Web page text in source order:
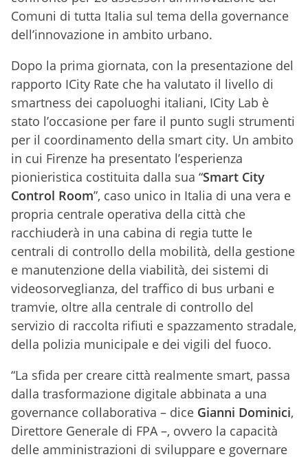
Comuni di tutta Italia sul tema della governance
dell’innovazione in ambito urbano.
Dopo la prima giornata, con la presentazione del
rapporto ICity Rate che ha valutato il livello di
smartness dei capoluoghi italiani, ICity Lab è
stato l’occasione per fare il punto sugli strumenti
per il coordinamento della smart city. Un ambito
in cui Firenze ha presentato l’esperienza
pionieristica costituita dalla sua “Smart City
Control Room”, caso unico in Italia di una vera e
propria centrale operativa della città che
racchiuderà in una cabina di regia tutte le
centrali di controllo della mobilità, della gestione
e manutenzione della viabilità, dei sistemi di
videosorveglianza, del traffico di bus urbani e
tramvie, oltre alla centrale di controllo del
servizio di raccolta rifiuti e spazzamento stradale,
della polizia municipale e dei vigili del fuoco.
“La sfida per creare città realmente smart, passa
dalla trasformazione digitale abbinata a una
governance collaborativa – dice Gianni Dominici,
Direttore Generale di FPA –, ovvero la capacità
delle amministrazioni di sviluppare e governare